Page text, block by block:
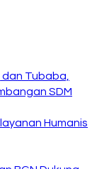
dan Tubaba,
SDM
Humanis